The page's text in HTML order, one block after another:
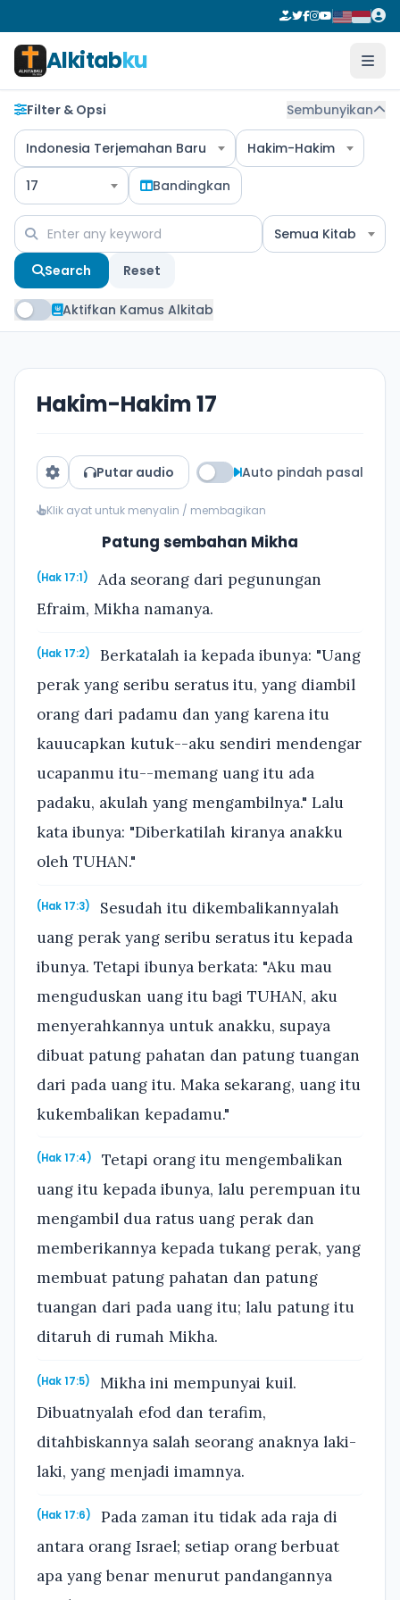
Alkitabku
Filter & Opsi Sembunyikan
Indonesia Terjemahan Baru Hakim-Hakim
17 Bandingkan
Semua Kitab
Search Reset
Aktifkan Kamus Alkitab
Hakim-Hakim 17
Putar audio Auto pindah pasal
Klik ayat untuk menyalin / membagikan
Patung sembahan Mikha
(Hak 17:1)
Ada seorang dari pegunungan
Efraim, Mikha namanya.
(Hak 17:2)
Berkatalah ia kepada ibunya: "Uang
perak yang seribu seratus itu, yang diambil
orang dari padamu dan yang karena itu
kauucapkan kutuk--aku sendiri mendengar
ucapanmu itu--memang uang itu ada
padaku, akulah yang mengambilnya." Lalu
kata ibunya: "Diberkatilah kiranya anakku
oleh TUHAN."
(Hak 17:3)
Sesudah itu dikembalikannyalah
uang perak yang seribu seratus itu kepada
ibunya. Tetapi ibunya berkata: "Aku mau
menguduskan uang itu bagi TUHAN, aku
menyerahkannya untuk anakku, supaya
dibuat patung pahatan dan patung tuangan
dari pada uang itu. Maka sekarang, uang itu
kukembalikan kepadamu."
(Hak 17:4)
Tetapi orang itu mengembalikan
uang itu kepada ibunya, lalu perempuan itu
mengambil dua ratus uang perak dan
memberikannya kepada tukang perak, yang
membuat patung pahatan dan patung
tuangan dari pada uang itu; lalu patung itu
ditaruh di rumah Mikha.
(Hak 17:5)
Mikha ini mempunyai kuil.
Dibuatnyalah efod dan terafim,
ditahbiskannya salah seorang anaknya laki-
laki, yang menjadi imamnya.
(Hak 17:6)
Pada zaman itu tidak ada raja di
antara orang Israel; setiap orang berbuat
apa yang benar menurut pandangannya